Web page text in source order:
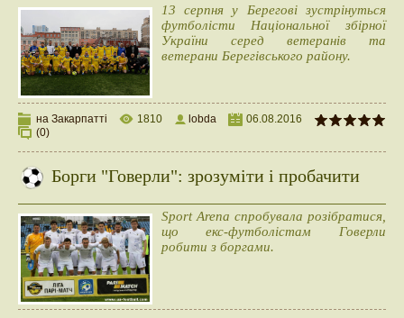
13 серпня у Берегові зустрінуться
футболісти Національної збірної
України серед ветеранів та
ветерани Берегівського району.
на Закарпатті 1810 lobda
06.08.2016
(0)
Борги "Говерли": зрозуміти і пробачити
Sport Arena спробувала розібратися,
що екс-футболістам Говерли
робити з боргами.